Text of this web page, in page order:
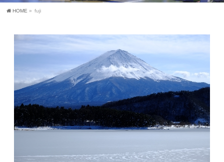
HOME » fuji